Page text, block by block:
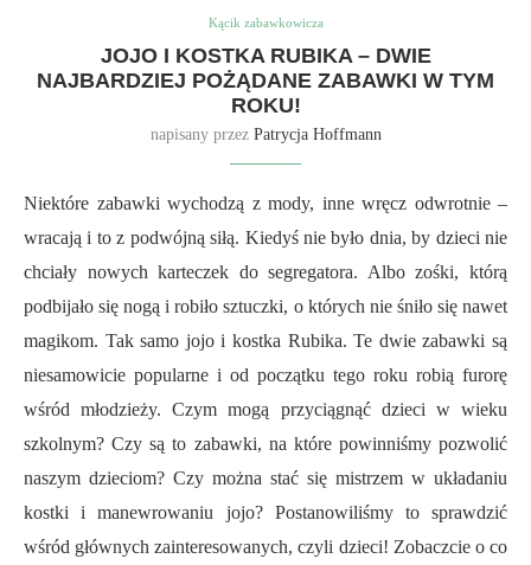
Kącik zabawkowicza
JOJO I KOSTKA RUBIKA – DWIE
NAJBARDZIEJ POŻĄDANE ZABAWKI W TYM
ROKU!
napisany przez Patrycja Hoffmann
Niektóre zabawki wychodzą z mody, inne wręcz odwrotnie –
wracają i to z podwójną siłą. Kiedyś nie było dnia, by dzieci nie
chciały nowych karteczek do segregatora. Albo zośki, którą
podbijało się nogą i robiło sztuczki, o których nie śniło się nawet
magikom. Tak samo jojo i kostka Rubika. Te dwie zabawki są
niesamowicie popularne i od początku tego roku robią furorę
wśród młodzieży. Czym mogą przyciągnąć dzieci w wieku
szkolnym? Czy są to zabawki, na które powinniśmy pozwolić
naszym dzieciom? Czy można stać się mistrzem w układaniu
kostki i manewrowaniu jojo? Postanowiliśmy to sprawdzić
wśród głównych zainteresowanych, czyli dzieci! Zobaczcie o co